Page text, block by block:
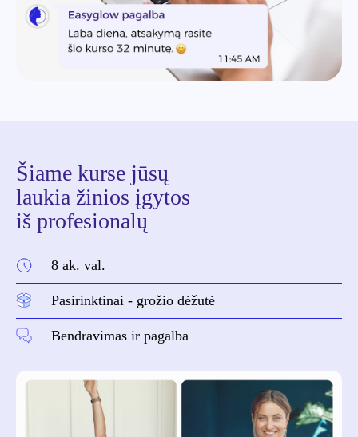
Šiame kurse jūsų
laukia žinios įgytos
iš profesionalų
8 ak. val.
Pasirinktinai - grožio dėžutė
Bendravimas ir pagalba